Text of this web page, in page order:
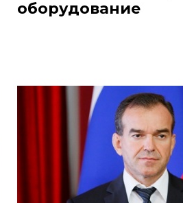
оборудование